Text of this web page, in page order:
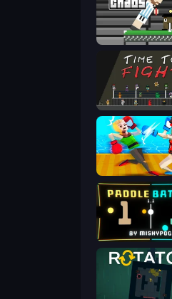
Ping Pong Chaos
Time to Fight
Paddle Battle